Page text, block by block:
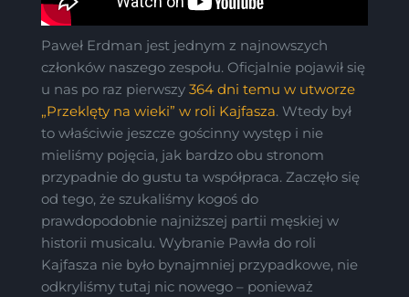
Paweł Erdman jest jednym z najnowszych
członków naszego zespołu. Oficjalnie pojawił się
u nas po raz pierwszy 364 dni temu w utworze
„Przeklęty na wieki” w roli Kajfasza. Wtedy był
to właściwie jeszcze gościnny występ i nie
mieliśmy pojęcia, jak bardzo obu stronom
przypadnie do gustu ta współpraca. Zaczęło się
od tego, że szukaliśmy kogoś do
prawdopodobnie najniższej partii męskiej w
historii musicalu. Wybranie Pawła do roli
Kajfasza nie było bynajmniej przypadkowe, nie
odkryliśmy tutaj nic nowego – ponieważ